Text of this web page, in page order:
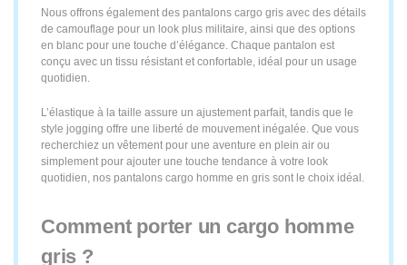
Nous offrons également des pantalons cargo gris avec des détails
de camouflage pour un look plus militaire, ainsi que des options
en blanc pour une touche d’élégance. Chaque pantalon est
conçu avec un tissu résistant et confortable, idéal pour un usage
quotidien.
L’élastique à la taille assure un ajustement parfait, tandis que le
style jogging offre une liberté de mouvement inégalée. Que vous
recherchiez un vêtement pour une aventure en plein air ou
simplement pour ajouter une touche tendance à votre look
quotidien, nos pantalons cargo homme en gris sont le choix idéal.
Comment porter un cargo homme
gris ?